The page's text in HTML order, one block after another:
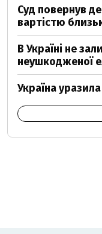
Суд повернув
вартістю
В Україні не
неушкодженої
Україна